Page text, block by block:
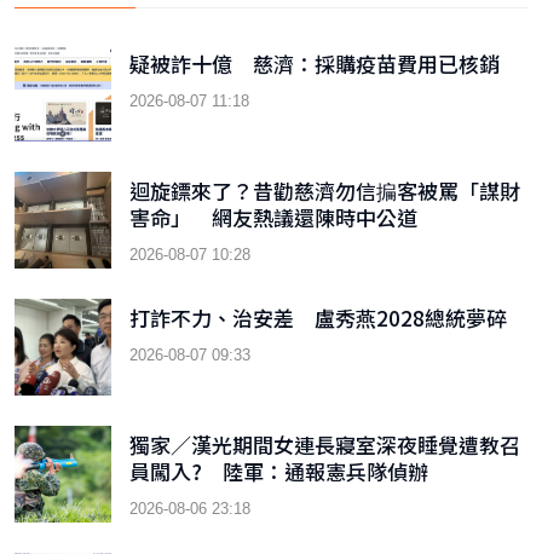
疑被詐十億 慈濟：採購疫苗費用已核銷
2026-08-07 11:18
迴旋鏢來了？昔勸慈濟勿信揙客被罵「謀財
害命」 網友熱議還陳時中公道
2026-08-07 10:28
打詐不力、治安差 盧秀燕2028總統夢碎
2026-08-07 09:33
獨家／漢光期間女連長寢室深夜睡覺遭教召
員闖入? 陸軍：通報憲兵隊偵辦
2026-08-06 23:18